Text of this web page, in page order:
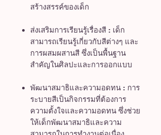
สร้างสรรค์ของเด็ก
ส่งเสริมการเรียนรู้เรื่องสี : เด็ก
สามารถเรียนรู้เกี่ยวกับสีต่างๆ และ
การผสมผสานสี ซึ่งเป็นพื้นฐาน
สำคัญในศิลปะและการออกแบบ
พัฒนาสมาธิและความอดทน : การ
ระบายสีเป็นกิจกรรมที่ต้องการ
ความตั้งใจและความอดทน ซึ่งช่วย
ให้เด็กพัฒนาสมาธิและความ